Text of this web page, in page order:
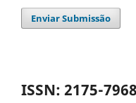
Enviar Submissão
ISSN: 2175-7968